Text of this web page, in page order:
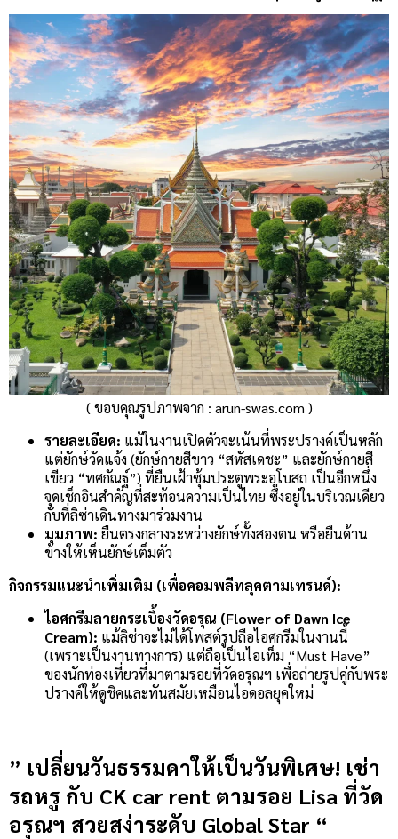
( ขอบคุณรูปภาพจาก : arun-swas.com )
รายละเอียด: แม้ในงานเปิดตัวจะเน้นที่พระปรางค์เป็นหลัก
แต่ยักษ์วัดแจ้ง (ยักษ์กายสีขาว “สหัสเดชะ” และยักษ์กายสี
เขียว “ทศกัณฐ์”) ที่ยืนเฝ้าซุ้มประตูพระอุโบสถ เป็นอีกหนึ่ง
จุดเช็กอินสำคัญที่สะท้อนความเป็นไทย ซึ่งอยู่ในบริเวณเดียว
กับที่ลิซ่าเดินทางมาร่วมงาน
มุมภาพ: ยืนตรงกลางระหว่างยักษ์ทั้งสองตน หรือยืนด้าน
ข้างให้เห็นยักษ์เต็มตัว
กิจกรรมแนะนำเพิ่มเติม (เพื่อคอมพลีทลุคตามเทรนด์):
ไอศกรีมลายกระเบื้องวัดอรุณ (Flower of Dawn Ice
Cream): แม้ลิซ่าจะไม่ได้โพสต์รูปถือไอศกรีมในงานนี้
(เพราะเป็นงานทางการ) แต่ถือเป็นไอเท็ม “Must Have”
ของนักท่องเที่ยวที่มาตามรอยที่วัดอรุณฯ เพื่อถ่ายรูปคู่กับพระ
ปรางค์ให้ดูชิคและทันสมัยเหมือนไอดอลยุคใหม่
” เปลี่ยนวันธรรมดาให้เป็นวันพิเศษ! เช่า
รถหรู กับ CK car rent ตามรอย Lisa ที่วัด
อรุณฯ สวยสง่าระดับ Global Star “